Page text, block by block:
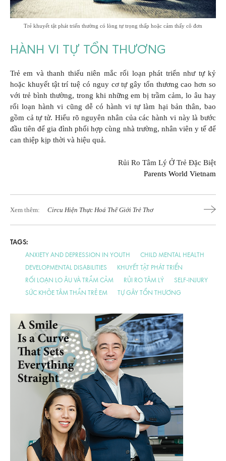
Trẻ khuyết tật phát triển thường có lòng tự trọng thấp hoặc cảm thấy cô đơn
HÀNH VI TỰ TỔN THƯƠNG
Trẻ em và thanh thiếu niên mắc rối loạn phát triển như tự kỷ
hoặc khuyết tật trí tuệ có nguy cơ tự gây tổn thương cao hơn so
với trẻ bình thường, trong khi những em bị trầm cảm, lo âu hay
rối loạn hành vi cũng dễ có hành vi tự làm hại bản thân, bao
gồm cả tự tử. Hiểu rõ nguyên nhân của các hành vi này là bước
đầu tiên để gia đình phối hợp cùng nhà trường, nhân viên y tế để
can thiệp kịp thời và hiệu quả.
Rủi Ro Tâm Lý Ở Trẻ Đặc Biệt
Parents World Vietnam
Xem thêm: Circu Hiện Thực Hoá Thế Giới Trẻ Thơ
TAGS:
ANXIETY AND DEPRESSION IN YOUTH
CHILD MENTAL HEALTH
DEVELOPMENTAL DISABILITIES
KHUYẾT TẬT PHÁT TRIỂN
RỐI LOẠN LO ÂU VÀ TRẦM CẢM
RỦI RO TÂM LÝ
SELF-INJURY
SỨC KHỎE TÂM THẦN TRẺ EM
TỰ GÂY TỔN THƯƠNG